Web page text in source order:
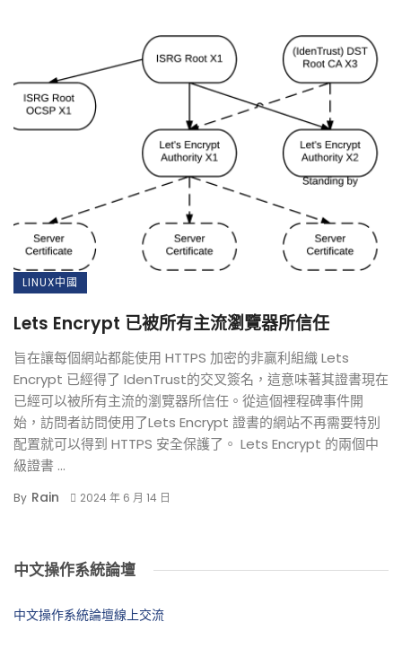
LINUX中國
Lets Encrypt 已被所有主流瀏覽器所信任
旨在讓每個網站都能使用 HTTPS 加密的非贏利組織 Lets
Encrypt 已經得了 IdenTrust的交叉簽名，這意味著其證書現在
已經可以被所有主流的瀏覽器所信任。從這個裡程碑事件開
始，訪問者訪問使用了Lets Encrypt 證書的網站不再需要特別
配置就可以得到 HTTPS 安全保護了。 Lets Encrypt 的兩個中
級證書 ...
By Rain 2024 年 6 月 14 日
中文操作系統論壇
中文操作系統論壇線上交流